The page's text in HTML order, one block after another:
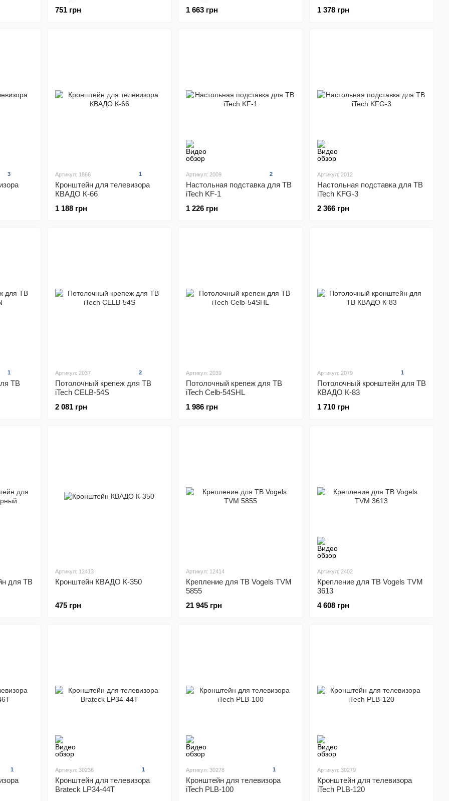
751 грн
1 663 грн
1 378 грн
3 Артикул: 1866 1
Кронштейн для телевизора
КВАДО К-66
1 188 грн
Артикул: 2009 2
Настольная подставка для ТВ
iTech KF-1
1 226 грн
Артикул: 2012
Настольная подставка для ТВ
iTech KFG-3
2 366 грн
1
ТВ
Артикул: 2037 2
Потолочный крепеж для ТВ
iTech CELB-54S
2 081 грн
Артикул: 2039
Потолочный крепеж для ТВ
iTech Celb-54SHL
1 986 грн
Артикул: 2079 1
Потолочный кронштейн для ТВ
КВАДО К-83
1 710 грн
для ТВ
Артикул: 12413
Кронштейн КВАДО К-350
475 грн
Артикул: 12414
Крепление для ТВ Vogels TVM
5855
21 945 грн
Артикул: 2402
Крепление для ТВ Vogels TVM
3613
4 608 грн
1 Артикул: 30236 1
Кронштейн для телевизора
Brateck LP34-44T
Артикул: 30278 1
Кронштейн для телевизора
iTech PLB-100
Артикул: 30279
Кронштейн для телевизора
iTech PLB-120